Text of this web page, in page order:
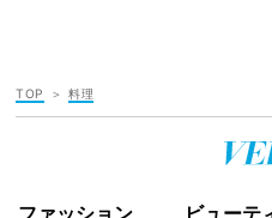
TOP 料理
ファッション ビューテ